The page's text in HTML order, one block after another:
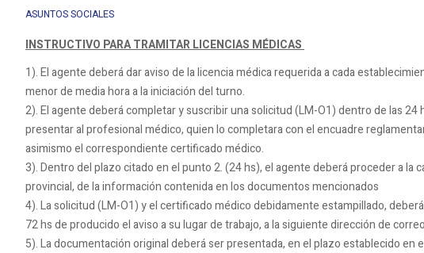
ASUNTOS SOCIALES
INSTRUCTIVO PARA TRAMITAR LICENCIAS MÉDICAS
1). El agente deberá dar aviso de la licencia médica requerida a cada
menor de media hora a la iniciación del turno.
2). El agente deberá completar y suscribir una solicitud (LM-O1) dentro de las
presentar al profesional médico, quien lo completara con el encuadre
asimismo el correspondiente certificado médico.
3). Dentro del plazo citado en el punto 2. (24 hs), el agente deberá proceder a la
provincial, de la información contenida en los documentos mencionados
4). La solicitud (LM-O1) y el certificado médico debidamente estampillado,
72 hs de producido el aviso a su lugar de trabajo, a la siguiente dirección de
5). La documentación original deberá ser presentada, en el plazo establecido